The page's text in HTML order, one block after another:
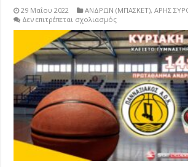
29 Μαΐου 2022 ΑΝΔΡΩΝ (ΜΠΑΣΚΕΤ),ΑΡΗΣ
Δεν επιτρέπεται σχολιασμόςστο
Πανναξιακός-
Άρης
Σύρου
Live
Streaming